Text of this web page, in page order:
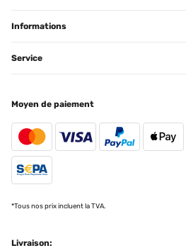
Utilisateur d'Amazon
Traduire
article conforme a la photo,tres jolie
Utilisateur d'Amazon
Informations
Service
Moyen de paiement
*Tous nos prix incluent la TVA.
Livraison: